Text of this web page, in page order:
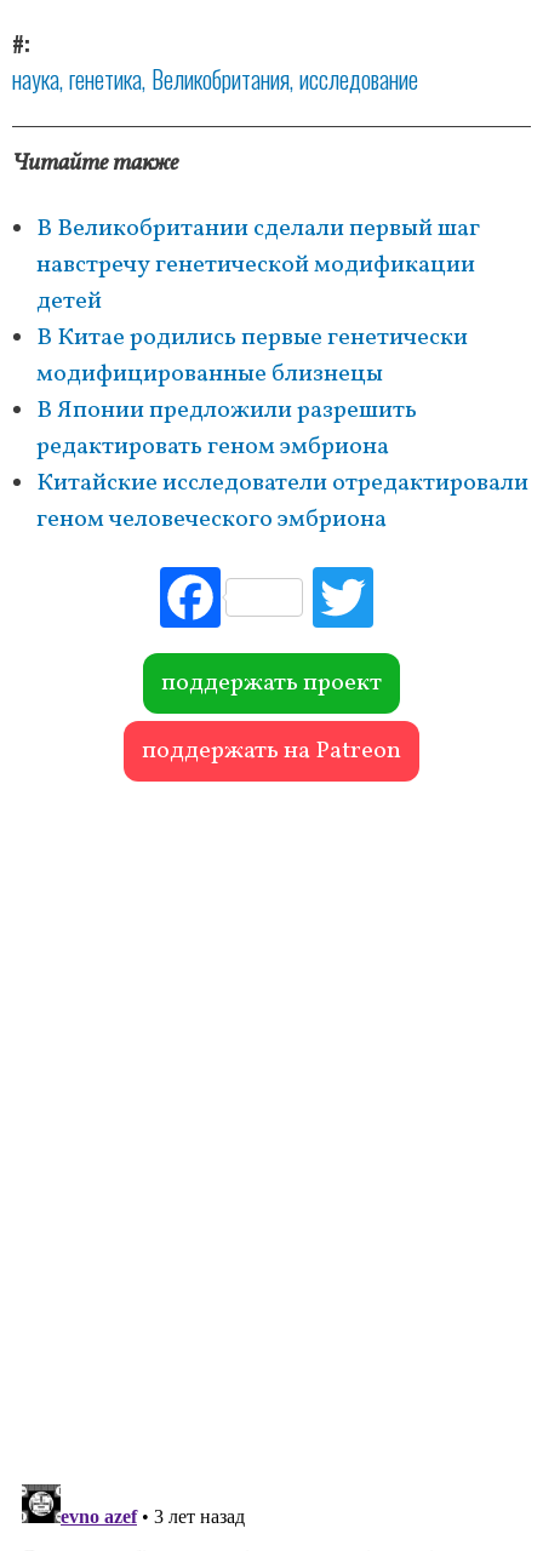
#
наука генетика Великобритания исследование
Читайте также
В Великобритании сделали первый шаг
навстречу генетической модификации
детей
В Китае родились первые генетически
модифицированные близнецы
В Японии предложили разрешить
редактировать геном эмбриона
Китайские исследователи отредактировали
геном человеческого эмбриона
Fac
ebo
ok r
поддержать проект
поддержать на Patreon